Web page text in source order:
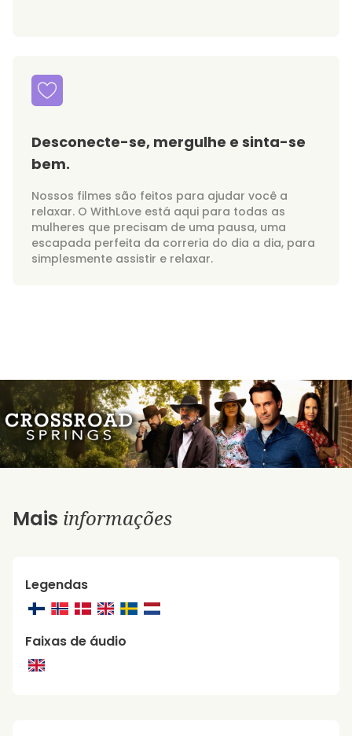
Desconecte-se, mergulhe e sinta-se
bem.
Nossos filmes são feitos para ajudar você a
relaxar. O WithLove está aqui para todas as
mulheres que precisam de uma pausa, uma
escapada perfeita da correria do dia a dia, para
simplesmente assistir e relaxar.
Mais informações
Legendas
Faixas de áudio